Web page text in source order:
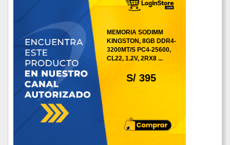
S/ 395
MEMORIA SODIMM
KINGSTON, 8GB DDR4-
3200MT/S PC4-25600,
CL22, 1.2V, 2RX8 ...